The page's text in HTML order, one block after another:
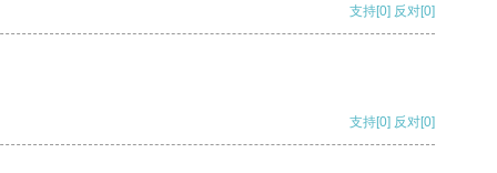
支持[0] 反对[0]
支持[0] 反对[0]